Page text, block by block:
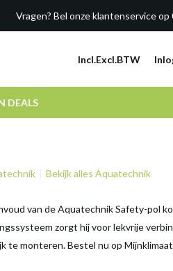
Vragen? Bel onze klantenservice
Incl.Excl.BTW
DEALS
Bekijk alles Aquatechnik
van de Aquatechnik Safety-pol
zorgt hij voor lekvrije
te monteren. Bestel nu op